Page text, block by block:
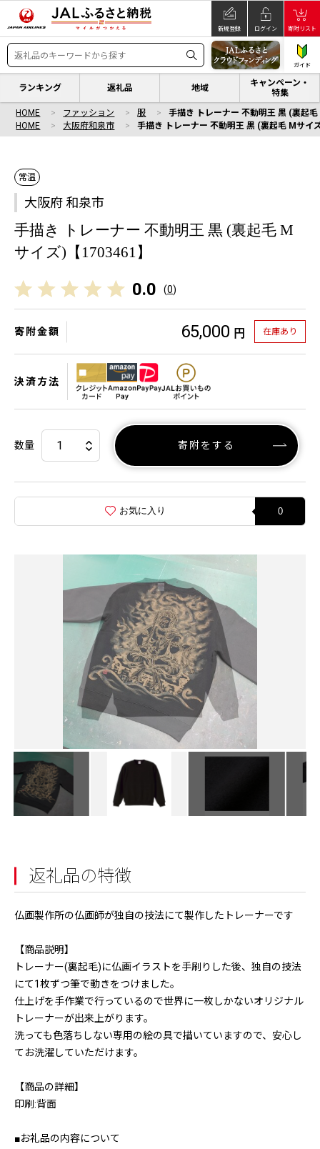
新規登録 ログイン 寄附リスト
ガイド
ランキング 返礼品 地域
キャンペーン・
特集
HOME ファッション 服
手描き トレーナー 不動明王 黒 (裏起
HOME
大阪府和泉市 手描き トレーナー 不動明王 黒 (裏起毛 Mサイ
常温
大阪府 和泉市
手描き トレーナー 不動明王 黒 (裏起毛 M
サイズ)【1703461】
0.0 (0)
寄附金額 65,000 円 在庫あり
決済方法
数量 寄附をする
お気に入り 0
返礼品の特徴
仏画製作所の仏画師が独自の技法にて製作したトレーナーです
【商品説明】
トレーナー(裏起毛)に仏画イラストを手刷りした後、独自の技法
にて1枚ずつ筆で動きをつけました。
仕上げを手作業で行っているので世界に一枚しかないオリジナル
トレーナーが出来上がります。
洗っても色落ちしない専用の絵の具で描いていますので、安心し
てお洗濯していただけます。
【商品の詳細】
印刷:背面
■お礼品の内容について